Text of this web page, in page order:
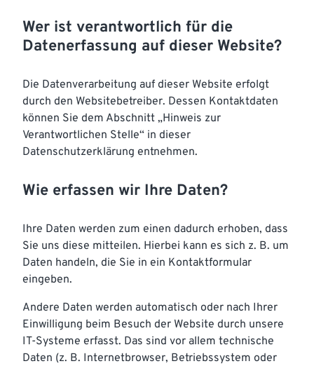
Wer ist verantwortlich für die
Datenerfassung auf dieser Website?
Die Datenverarbeitung auf dieser Website erfolgt
durch den Websitebetreiber. Dessen Kontaktdaten
können Sie dem Abschnitt „Hinweis zur
Verantwortlichen Stelle“ in dieser
Datenschutzerklärung entnehmen.
Wie erfassen wir Ihre Daten?
Ihre Daten werden zum einen dadurch erhoben, dass
Sie uns diese mitteilen. Hierbei kann es sich z. B. um
Daten handeln, die Sie in ein Kontaktformular
eingeben.
Andere Daten werden automatisch oder nach Ihrer
Einwilligung beim Besuch der Website durch unsere
IT-Systeme erfasst. Das sind vor allem technische
Daten (z. B. Internetbrowser, Betriebssystem oder